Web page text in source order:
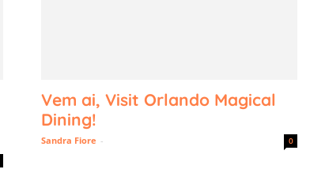
Vem ai, Visit Orlando Magical
Dining!
Sandra Fiore - 0